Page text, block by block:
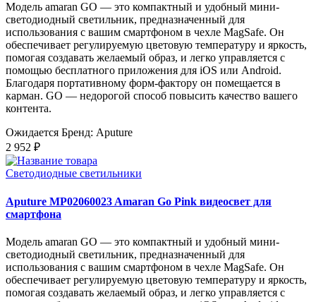
Модель amaran GO — это компактный и удобный мини-
светодиодный светильник, предназначенный для
использования с вашим смартфоном в чехле MagSafe. Он
обеспечивает регулируемую цветовую температуру и яркость,
помогая создавать желаемый образ, и легко управляется с
помощью бесплатного приложения для iOS или Android.
Благодаря портативному форм-фактору он помещается в
карман. GO — недорогой способ повысить качество вашего
контента.
Ожидается Бренд: Aputure
2 952 ₽
Светодиодные светильники
Aputure MP02060023 Amaran Go Pink видеосвет для
смартфона
Модель amaran GO — это компактный и удобный мини-
светодиодный светильник, предназначенный для
использования с вашим смартфоном в чехле MagSafe. Он
обеспечивает регулируемую цветовую температуру и яркость,
помогая создавать желаемый образ, и легко управляется с